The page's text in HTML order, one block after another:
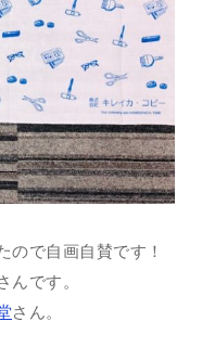
ので自画自賛です！
んです。
さん。